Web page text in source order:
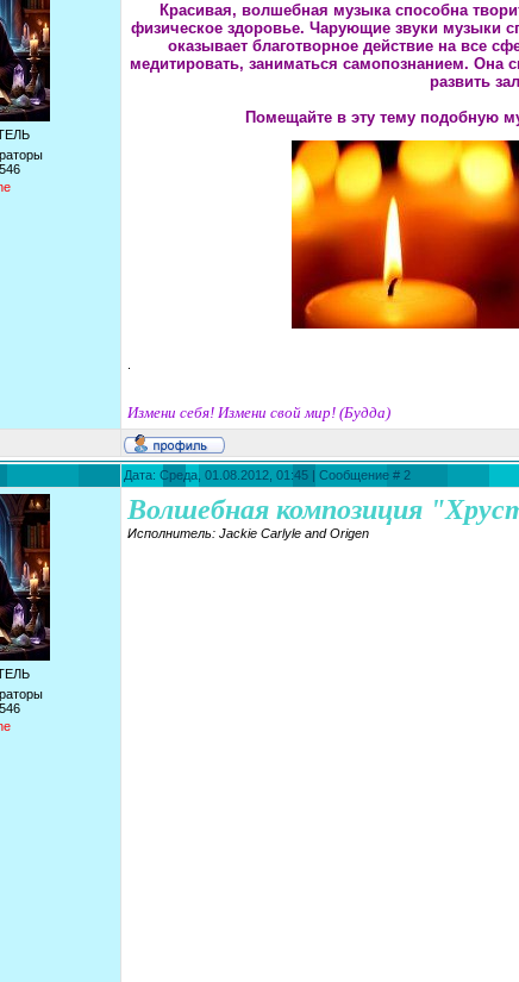
Красивая, волшебная музыка способна
физическое здоровье. Чарующие звуки музыки
оказывает благотворное действие на все
медитировать, заниматься самопознанием.
развить
Помещайте в эту тему подобную
Измени себя! Измени свой мир! (Будда)
Дата: Среда, 01.08.2012, 01:45 | Сообщение # 2
Волшебная композиция
Исполнитель: Jackie Carlyle and Origen